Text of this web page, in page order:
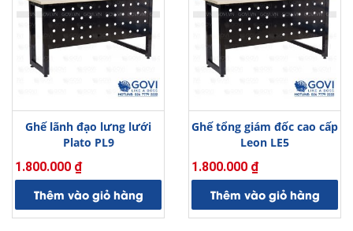
Ghế lãnh đạo lưng lưới
Plato PL9
1.800.000 ₫
Thêm vào giỏ hàng
Ghế tổng giám đốc cao cấp
Leon LE5
1.800.000 ₫
Thêm vào giỏ hàng